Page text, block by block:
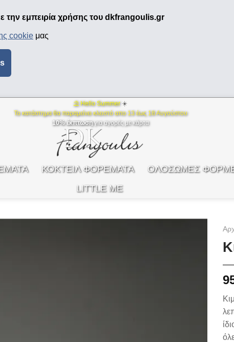
την εμπειρία χρήσης του dkfrangoulis.gr
cookie μας
⛱ Hello Summer ☀️
Το κατάστημα θα παραμείνει κλειστό απο 13 έως 18 Αυγούστου
10% έκπτωσηγια αγορές με κάρτα
ΚΟΚΤΕΙΛ ΦΟΡΕΜΑΤΑ ΟΛΟΣΩΜΕΣ
LITTLE ME